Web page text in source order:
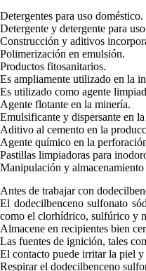
Detergentes para uso doméstico.
Detergente y detergente para
Construcción y aditivos
Polimerización en emulsión.
Productos fitosanitarios.
Es ampliamente utilizado en la
Es utilizado como agente
Agente flotante en la minería.
Emulsificante y dispersante en
Aditivo al cemento en la
Agente químico en la
Pastillas limpiadoras para
Manipulación y
Antes de trabajar con
El dodecilbenceno sulfonato
como el clorhídrico, sulfúrico y
Almacene en recipientes bien
Las fuentes de ignición, tales
El contacto puede irritar la piel
Respirar el dodecilbenceno